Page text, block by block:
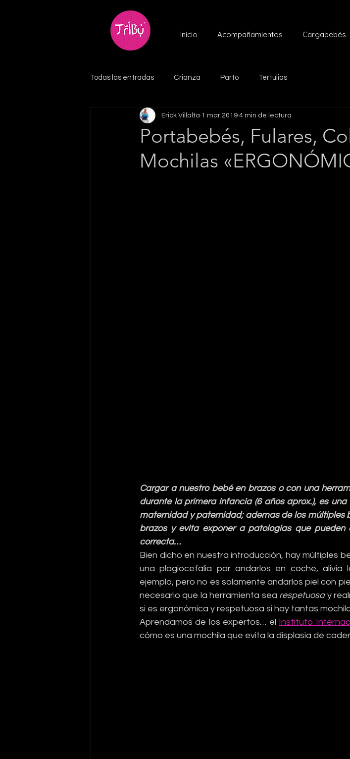
Inicio Acompañamientos Cargabebés
Todas las entradas Crianza Parto Tertulias
Portabebés, Fulares,
Mochilas
Erick Villalta 1 mar 2019 4 min de lectura
Cargar a nuestro bebé en brazos o con una
durante la primera infancia (6 años aprox.), es
maternidad y paternidad; ademas de los múltiples
brazos y evita exponer a patologías que
correcta…
Bien dicho en nuestra introducción, hay múltiples
una plagiocefalia por andarlos en coche,
ejemplo, pero no es solamente andarlos piel con
necesario que la herramienta sea respetuosa y
si es ergonómica y respetuosa si hay tantas
Aprendamos de los expertos… el
Instituto
cómo es una mochila que evita la displasia de